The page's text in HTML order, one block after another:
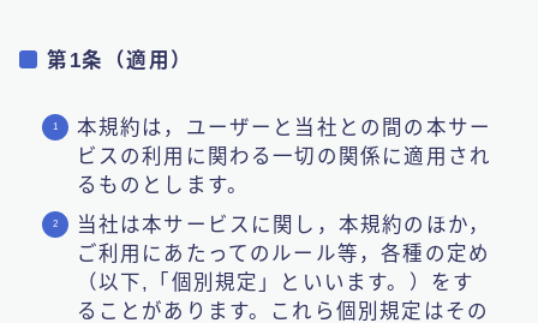
第1条（適用）
本規約は，ユーザーと当社との間の本サー
ビスの利用に関わる一切の関係に適用され
るものとします。
当社は本サービスに関し，本規約のほか，
ご利用にあたってのルール等，各種の定め
（以下,「個別規定」といいます。）をす
ることがあります。これら個別規定はその